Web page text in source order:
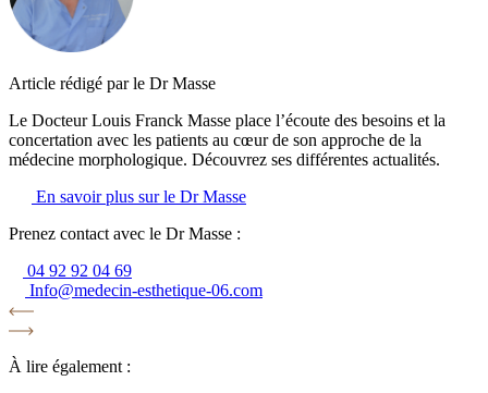
Article rédigé par le Dr Masse
Le Docteur Louis Franck Masse place l’écoute des besoins et la
concertation avec les patients au cœur de son approche de la
médecine morphologique. Découvrez ses différentes actualités.
En savoir plus sur le Dr Masse
Prenez contact avec le Dr Masse :
04 92 92 04 69
Info@medecin-esthetique-06.com
À lire également :